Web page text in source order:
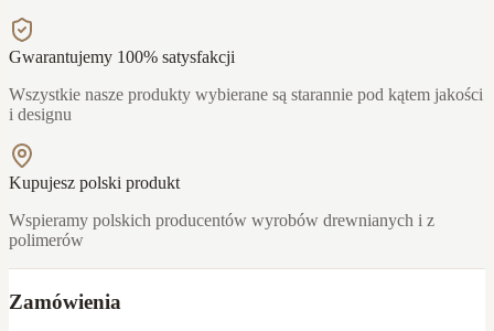
Gwarantujemy 100% satysfakcji
Wszystkie nasze produkty wybierane są starannie pod kątem jakości
i designu
Kupujesz polski produkt
Wspieramy polskich producentów wyrobów drewnianych i z
polimerów
Zamówienia